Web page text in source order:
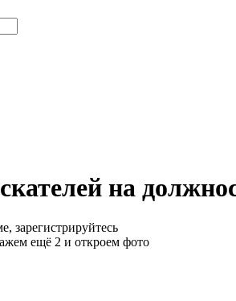
на
зарегистрируйтесь
ещё 2 и откроем фото